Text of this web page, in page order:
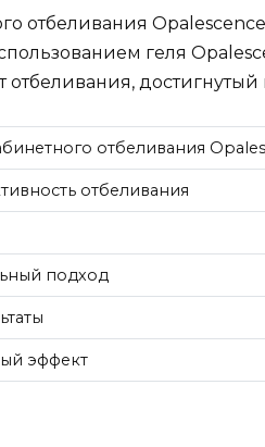
отбеливания
геля
достигнутый
отбеливания
отбеливания
подход
эффект